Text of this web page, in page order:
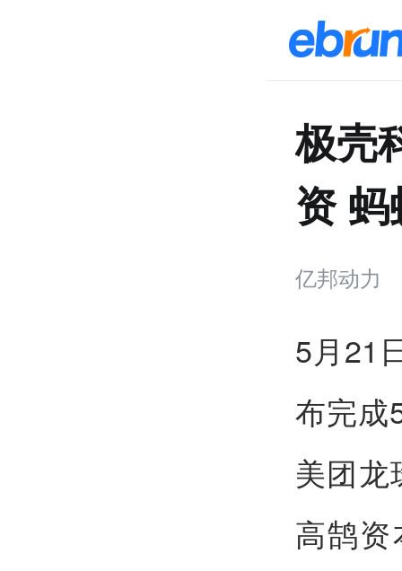
极壳
资
亿邦动力
5月21
布完成
美团
高鹄